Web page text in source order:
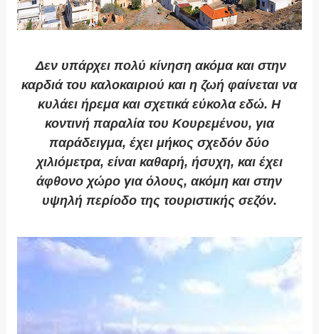
Δεν υπάρχει πολύ κίνηση ακόμα και στην
καρδιά του καλοκαιριού και η ζωή φαίνεται να
κυλάει ήρεμα και σχετικά εύκολα εδώ. Η
κοντινή παραλία του Κουρεμένου, για
παράδειγμα, έχει μήκος σχεδόν δύο
χιλιόμετρα, είναι καθαρή, ήσυχη, και έχει
άφθονο χώρο για όλους, ακόμη και στην
υψηλή περίοδο της τουριστικής σεζόν.